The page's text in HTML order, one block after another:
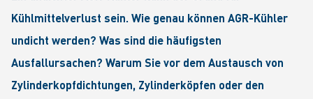
Kühlmittelverlust sein. Wie genau können AGR-Kühler
undicht werden? Was sind die häufigsten
Ausfallursachen? Warum Sie vor dem Austausch von
Zylinderkopfdichtungen, Zylinderköpfen oder den